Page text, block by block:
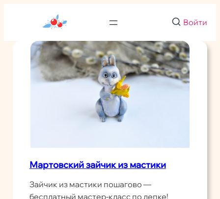
Войти
Мартовский зайчик из мастики
Зайчик из мастики пошагово —
бесплатный мастер-класс по лепке!